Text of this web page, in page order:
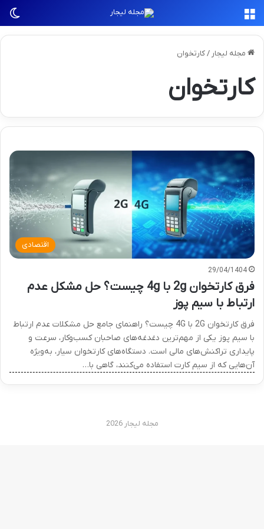
مجله لیجار /کارتخوان
کارتخوان
اقتصادی
29/04/1404
فرق کارتخوان 2g با 4g چیست؟ حل مشکل عدم
ارتباط با سیم پوز
فرق کارتخوان 2G با 4G چیست؟ راهنمای جامع حل مشکلات عدم ارتباط
با سیم پوز یکی از مهم‌ترین دغدغه‌های صاحبان کسب‌وکار، سرعت و
پایداری تراکنش‌های مالی است. دستگاه‌های کارتخوان سیار، به‌ویژه
آن‌هایی که از سیم کارت استفاده می‌کنند، گاهی با…
مجله لیجار 2026